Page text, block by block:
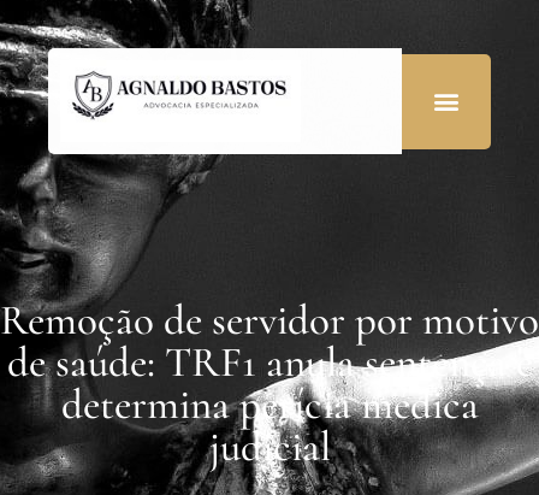
Remoção de servidor por motivo
de saúde: TRF1 anula sentença e
determina perícia médica
judicial